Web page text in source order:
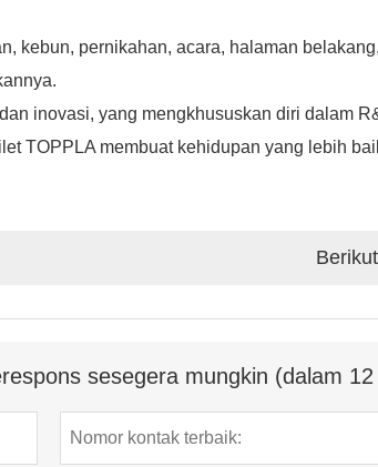
kebun, pernikahan, acara, halaman
inovasi, yang mengkhususkan diri dalam
TOPPLA membuat kehidupan yang lebih
sesegera mungkin (dalam